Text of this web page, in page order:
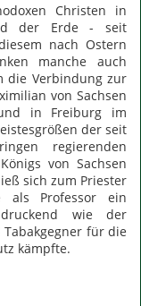
Christen in
der Erde - seit
nach Ostern
manche auch
die Verbindung zur
von Sachsen
in Freiburg im
der seit
regierenden
von Sachsen
sich zum Priester
Professor ein
wie der
für die
kämpfte.